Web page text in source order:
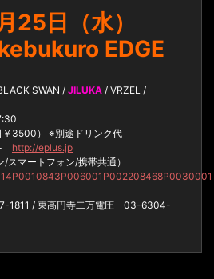
25日（水）
EDGE
SWAN / JILUKA / VRZEL /
￥3500） ※別途ドリンク代
http://eplus.jp
マートフォン/携帯共通）
1811 / 東高円寺二万電圧 03-6304-